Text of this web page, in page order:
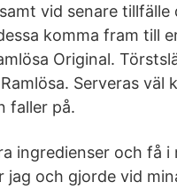
vid senare
komma fram till
Original.
Serveras
faller på.
ingredienser och få
och gjorde vid